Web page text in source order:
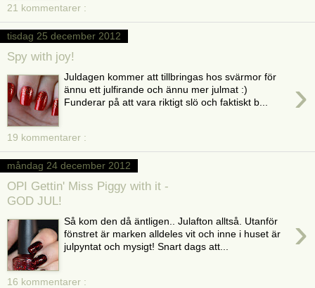
21 kommentarer :
tisdag 25 december 2012
Spy with joy!
›
Juldagen kommer att tillbringas hos svärmor för
ännu ett julfirande och ännu mer julmat :)
Funderar på att vara riktigt slö och faktiskt b...
19 kommentarer :
måndag 24 december 2012
OPI Gettin' Miss Piggy with it -
GOD JUL!
›
Så kom den då äntligen.. Julafton alltså. Utanför
fönstret är marken alldeles vit och inne i huset är
julpyntat och mysigt! Snart dags att...
16 kommentarer :